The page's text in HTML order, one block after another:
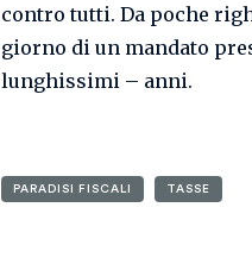
contro tutti. Da poche
giorno di un mandato
lunghissimi – anni.
PARADISI FISCALI TASSE